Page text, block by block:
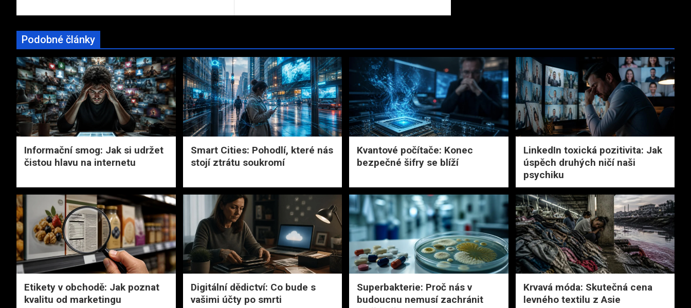
příspěvek
Podobné články
Informační smog: Jak si udržet
čistou hlavu na internetu
Smart Cities: Pohodlí, které nás
stojí ztrátu soukromí
Kvantové počítače: Konec
bezpečné šifry se blíží
LinkedIn toxická pozitivita: Jak
úspěch druhých ničí naši
psychiku
Etikety v obchodě: Jak poznat
kvalitu od marketingu
Digitální dědictví: Co bude s
vašimi účty po smrti
Superbakterie: Proč nás v
budoucnu nemusí zachránit
Krvavá móda: Skutečná cena
levného textilu z Asie